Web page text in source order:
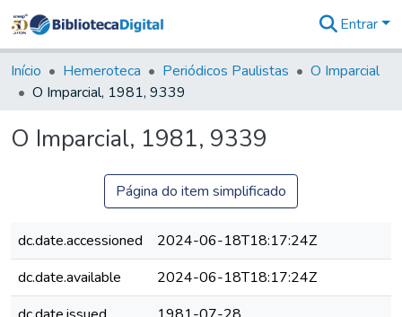
&
Coleções
Tudo na
Digital
Entrar
Início Hemeroteca Periódicos Paulistas
O Imparcial
O Imparcial, 1981, 9339
O Imparcial, 1981, 9339
Página do item simplificado
dc.date.accessioned
2024-06-18T18:17:24Z
dc.date.available
2024-06-18T18:17:24Z